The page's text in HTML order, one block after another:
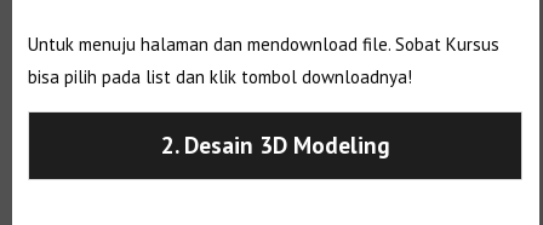
Untuk menuju halaman dan mendownload file. Sobat Kursus
bisa pilih pada list dan klik tombol downloadnya!
2. Desain 3D Modeling